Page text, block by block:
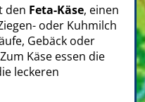
den Feta-Käse, einen
oder Kuhmilch
Gebäck oder
Käse essen die
leckeren